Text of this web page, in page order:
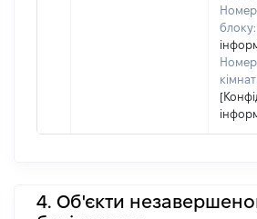
Номер
блоку:
4. Об'єкти